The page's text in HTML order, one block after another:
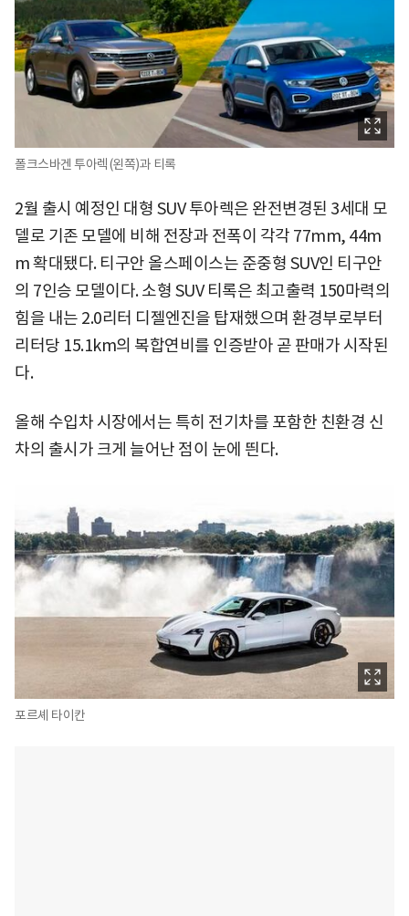
폴크스바겐 투아렉(왼쪽)과 티록
2월 출시 예정인 대형 SUV 투아렉은 완전변경된 3세대 모
델로 기존 모델에 비해 전장과 전폭이 각각 77mm, 44m
m 확대됐다. 티구안 올스페이스는 준중형 SUV인 티구안
의 7인승 모델이다. 소형 SUV 티록은 최고출력 150마력의
힘을 내는 2.0리터 디젤엔진을 탑재했으며 환경부로부터
리터당 15.1km의 복합연비를 인증받아 곧 판매가 시작된
다.
올해 수입차 시장에서는 특히 전기차를 포함한 친환경 신
차의 출시가 크게 늘어난 점이 눈에 띈다.
포르셰 타이칸